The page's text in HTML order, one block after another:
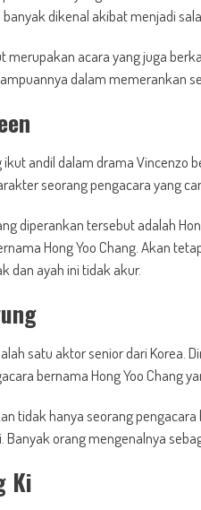
dikenal akibat menjadi
merupakan acara yang juga
dalam memerankan
andil dalam drama Vincenzo
seorang pengacara yang
diperankan tersebut adalah
Hong Yoo Chang. Akan
dan ayah ini tidak akur.
satu aktor senior dari Korea.
bernama Hong Yoo Chang
tidak hanya seorang
Banyak orang mengenalnya
Ki